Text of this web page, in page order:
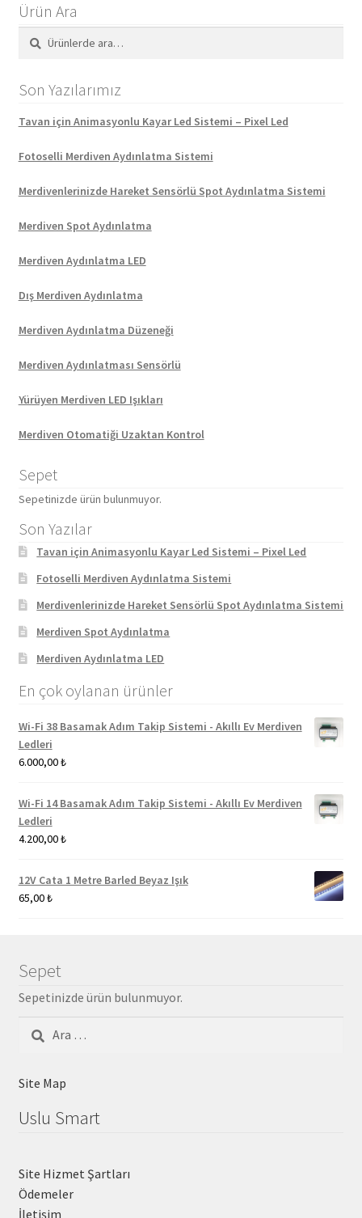
Ürün Ara
Ara:
Ara
Son Yazılarımız
Tavan için Animasyonlu Kayar Led Sistemi – Pixel Led
Fotoselli Merdiven Aydınlatma Sistemi
Merdivenlerinizde Hareket Sensörlü Spot Aydınlatma Sistemi
Merdiven Spot Aydınlatma
Merdiven Aydınlatma LED
Dış Merdiven Aydınlatma
Merdiven Aydınlatma Düzeneği
Merdiven Aydınlatması Sensörlü
Yürüyen Merdiven LED Işıkları
Merdiven Otomatiği Uzaktan Kontrol
Sepet
Sepetinizde ürün bulunmuyor.
Son Yazılar
Tavan için Animasyonlu Kayar Led Sistemi – Pixel Led
Fotoselli Merdiven Aydınlatma Sistemi
Merdivenlerinizde Hareket Sensörlü Spot Aydınlatma Sistemi
Merdiven Spot Aydınlatma
Merdiven Aydınlatma LED
En çok oylanan ürünler
Wi-Fi 38 Basamak Adım Takip Sistemi - Akıllı Ev Merdiven
Ledleri
6.000,00₺
Wi-Fi 14 Basamak Adım Takip Sistemi - Akıllı Ev Merdiven
Ledleri
4.200,00₺
12V Cata 1 Metre Barled Beyaz Işık
65,00₺
Sepet
Sepetinizde ürün bulunmuyor.
Site Map
Uslu Smart
Site Hizmet Şartları
Ödemeler
İletişim